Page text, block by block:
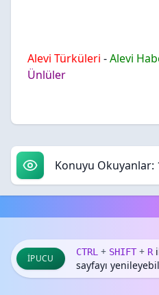
Alevi Türküleri -Alevi
Ünlüler
Konuyu Okuyanlar:
İPUCU
CTRL + SHIFT + R
sayfayı